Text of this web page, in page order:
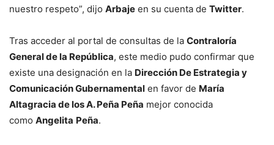
nuestro respeto”, dijo Arbaje en su cuenta de Twitter.
Tras acceder al portal de consultas de la Contraloría
General de la República, este medio pudo confirmar que
existe una designación en la Dirección De Estrategia y
Comunicación Gubernamental en favor de María
Altagracia de los A. Peña Peña mejor conocida
como Angelita Peña.